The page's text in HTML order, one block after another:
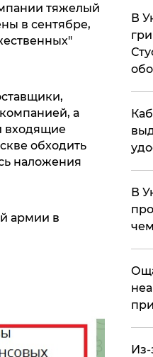
тяжелый
в сентябре,
а
входящие
обходить
наложения
армии в
В
В
Из-